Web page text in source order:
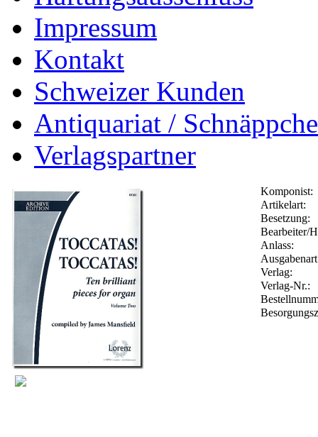
Impressum
Kontakt
Schweizer Kunden
Antiquariat /
Verlagspartner
Komponist:
Artikelart:
Besetzung:
Bearbeiter/
Anlass:
Verlag:
Verlag-Nr.: